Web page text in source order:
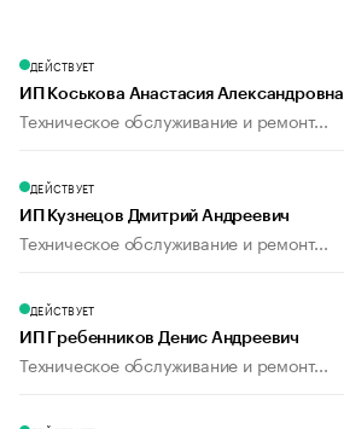
ДЕЙСТВУЕТ
ИП Коськова Анастасия Александровна
Техническое обслуживание и ремонт...
ДЕЙСТВУЕТ
ИП Кузнецов Дмитрий Андреевич
Техническое обслуживание и ремонт...
ДЕЙСТВУЕТ
ИП Гребенников Денис Андреевич
Техническое обслуживание и ремонт...